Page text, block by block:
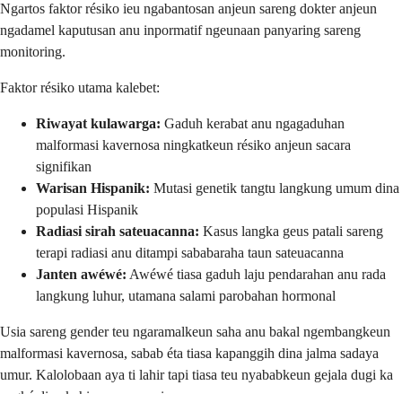
Ngartos faktor résiko ieu ngabantosan anjeun sareng dokter anjeun
ngadamel kaputusan anu inpormatif ngeunaan panyaring sareng
monitoring.
Faktor résiko utama kalebet:
Riwayat kulawarga: Gaduh kerabat anu ngagaduhan
malformasi kavernosa ningkatkeun résiko anjeun sacara
signifikan
Warisan Hispanik: Mutasi genetik tangtu langkung umum dina
populasi Hispanik
Radiasi sirah sateuacanna: Kasus langka geus patali sareng
terapi radiasi anu ditampi sababaraha taun sateuacanna
Janten awéwé: Awéwé tiasa gaduh laju pendarahan anu rada
langkung luhur, utamana salami parobahan hormonal
Usia sareng gender teu ngaramalkeun saha anu bakal ngembangkeun
malformasi kavernosa, sabab éta tiasa kapanggih dina jalma sadaya
umur. Kalolobaan aya ti lahir tapi tiasa teu nyababkeun gejala dugi ka